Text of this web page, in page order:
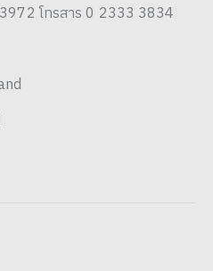
โทรสาร 0 2333 3834